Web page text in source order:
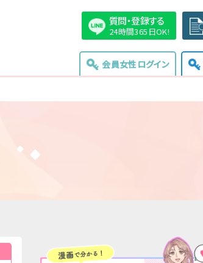
質問・登録する
24時間365日OK!
会員女性ログイン